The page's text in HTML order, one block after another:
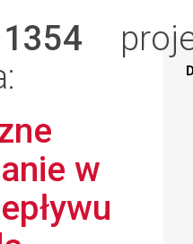
1354
w